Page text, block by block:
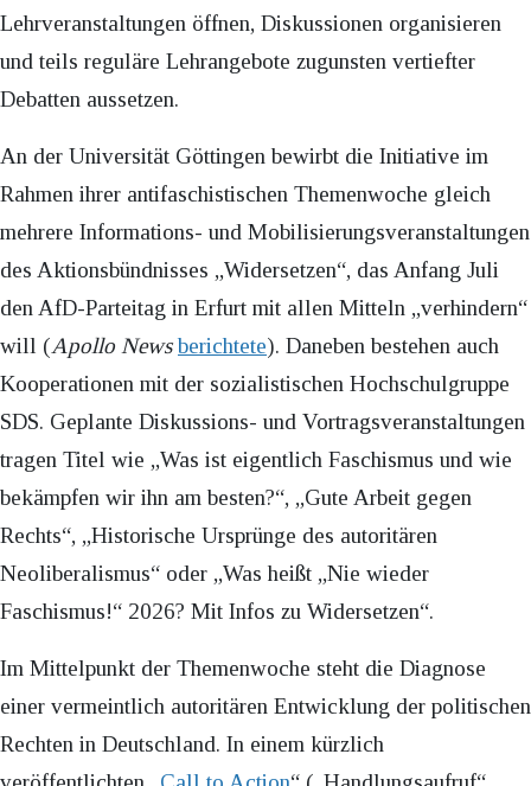
Lehrveranstaltungen öffnen, Diskussionen organisieren
und teils reguläre Lehrangebote zugunsten vertiefter
Debatten aussetzen.
An der Universität Göttingen bewirbt die Initiative im
Rahmen ihrer antifaschistischen Themenwoche gleich
mehrere Informations- und Mobilisierungsveranstaltungen
des Aktionsbündnisses „Widersetzen“, das Anfang Juli
den AfD-Parteitag in Erfurt mit allen Mitteln „verhindern“
will (Apollo News berichtete). Daneben bestehen auch
Kooperationen mit der sozialistischen Hochschulgruppe
SDS. Geplante Diskussions- und Vortragsveranstaltungen
tragen Titel wie „Was ist eigentlich Faschismus und wie
bekämpfen wir ihn am besten?“, „Gute Arbeit gegen
Rechts“, „Historische Ursprünge des autoritären
Neoliberalismus“ oder „Was heißt „Nie wieder
Faschismus!“ 2026? Mit Infos zu Widersetzen“.
Im Mittelpunkt der Themenwoche steht die Diagnose
einer vermeintlich autoritären Entwicklung der politischen
Rechten in Deutschland. In einem kürzlich